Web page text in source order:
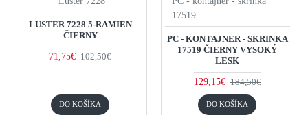
LUSTER 7228 5-RAMIEN
ČIERNY
71,75€ 102,50€
DO KOŠÍKA
17519
PC - KONTAJNER - SKRINKA
17519 ČIERNY VYSOKÝ
LESK
129,15€ 184,50€
DO KOŠÍKA